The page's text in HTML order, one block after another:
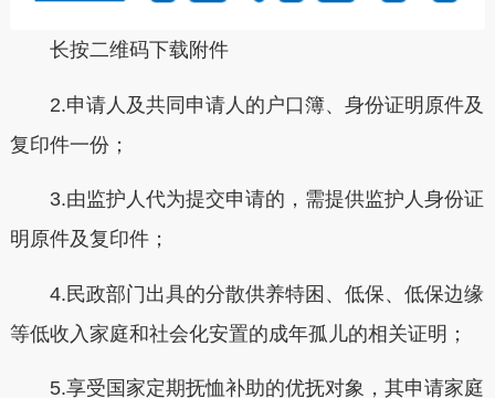
长按二维码下载附件
2.申请人及共同申请人的户口簿、身份证明原件及
复印件一份；
3.由监护人代为提交申请的，需提供监护人身份证
明原件及复印件；
4.民政部门出具的分散供养特困、低保、低保边缘
等低收入家庭和社会化安置的成年孤儿的相关证明；
5.享受国家定期抚恤补助的优抚对象，其申请家庭